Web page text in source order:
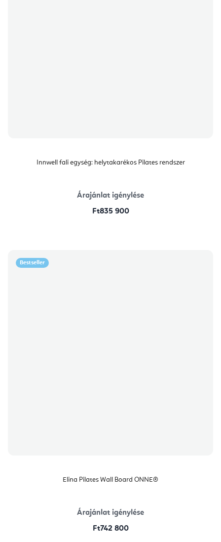
Innwell fali egység: helytakarékos Pilates rendszer
Árajánlat igénylése
Ft835 900
Bestseller
Elina Pilates Wall Board ONNE®
Árajánlat igénylése
Ft742 800